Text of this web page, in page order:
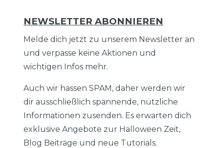
NEWSLETTER ABONNIEREN
Melde dich jetzt zu unserem Newsletter an
und verpasse keine Aktionen und
wichtigen Infos mehr.
Auch wir hassen SPAM, daher werden wir
dir ausschließlich spannende, nützliche
Informationen zusenden. Es erwarten dich
exklusive Angebote zur Halloween Zeit,
Blog Beiträge und neue Tutorials.